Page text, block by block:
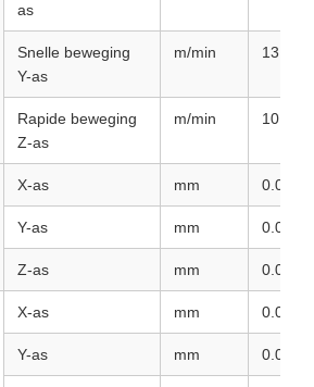
as
Snelle beweging
Y-as
m/min 13
Rapide beweging
Z-as
m/min 10
X-as mm 0.03
Y-as mm 0.03
Z-as mm 0.025
X-as mm 0.02
Y-as mm 0.02